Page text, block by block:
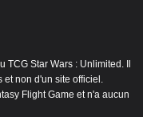
Star Wars : Unlimited. Il
et non d'un site officiel.
Flight Game et n'a aucun